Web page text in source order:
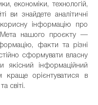
економіки, технологій,
ви знайдете аналітичні
інформацію про
Мета нашого проєкту —
факти та різні
сформувати власну
якісний інформаційний
краще орієнтуватися в
світі.